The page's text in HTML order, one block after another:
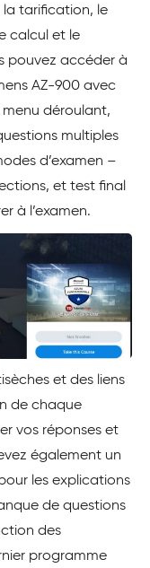
la tarification, le
calcul et le
pouvez accéder à
AZ-900 avec
déroulant,
multiples
d’examen –
et test final
à l’examen.
et des liens
de chaque
vos réponses et
également un
les explications
de questions
des
programme